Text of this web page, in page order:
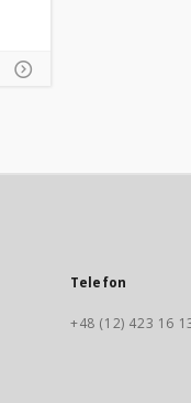
Telefon
+48 (12) 423 16